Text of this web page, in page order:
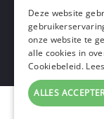
Copyright © 2020
Deze website
onze website te
alle cookies in
Cookiebeleid.
ALLES